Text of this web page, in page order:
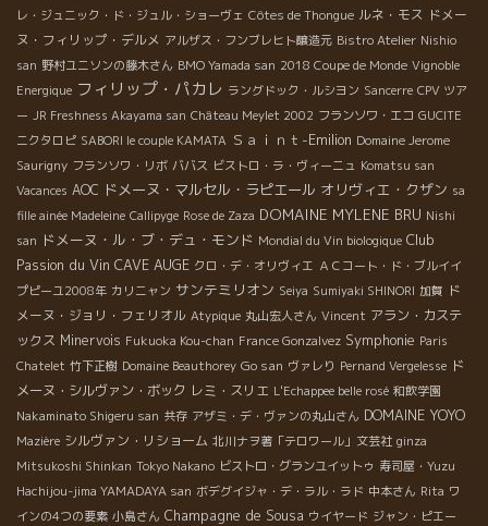
レ・ジュニック・ド・ジュル・ショーヴェ Côtes de Thongue ルネ・モス ドメー
ヌ・フィリップ・デルメ アルザス・フンブレヒト醸造元 Bistro Atelier Nishio
san 野村ユニソンの藤木さん BMO Yamada san 2018 Coupe de Monde Vignoble
Energique フィリップ・パカレ ラングドック・ルシヨン Sancerre CPV ツア
ー JR Freshness Akayama san Château Meylet 2002 フランソワ・エコ GUCITE
ニクタロピ SABORI le couple KAMATA Ｓａｉｎｔ-Emilion Domaine Jerome
Saurigny フランソワ・リボ ババス ビストロ・ラ・ヴィーニュ Komatsu san
Vacances AOC ドメーヌ・マルセル・ラピエール オリヴィエ・クザン sa
fille ainée Madeleine Callipyge Rose de Zaza DOMAINE MYLENE BRU Nishi
san ドメーヌ・ル・ブ・デュ・モンド Mondial du Vin biologique Club
Passion du Vin CAVE AUGE クロ・デ・オリヴィエ ＡＣコート・ド・ブルイイ
プピーユ2008年 カリニャン サンテミリオン Seiya Sumiyaki SHINORI 加賀 ド
メーヌ・ジョリ・フェリオル Atypique 丸山宏人さん Vincent アラン・カステ
ックス Minervois Fukuoka Kou-chan France Gonzalvez Symphonie Paris
Chatelet 竹下正樹 Domaine Beauthorey Go san ヴァレり Pernand Vergelesse ド
メーヌ・シルヴァン・ボック レミ・スリエ L'Echappee belle rosé 和飲学園
Nakaminato Shigeru san 共存 アザミ・デ・ヴァンの丸山さん DOMAINE YOYO
Mazière シルヴァン・リショーム 北川ナヲ著「テロワール」文芸社 ginza
Mitsukoshi Shinkan Tokyo Nakano ビストロ・グランユイットゥ 寿司屋・Yuzu
Hachijou-jima YAMADAYA san ボデグイジャ・デ・ラル・ラド 中本さん Rita ワ
インの4つの要素 小島さん Champagne de Sousa ウイヤード ジャン・ピエー